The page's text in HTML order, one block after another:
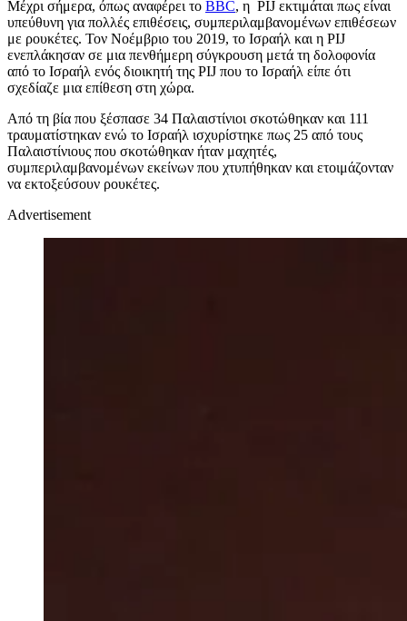
Μέχρι σήμερα, όπως αναφέρει το BBC, η PIJ εκτιμάται πως είναι
υπεύθυνη για πολλές επιθέσεις, συμπεριλαμβανομένων επιθέσεων
με ρουκέτες. Τον Νοέμβριο του 2019, το Ισραήλ και η PIJ
ενεπλάκησαν σε μια πενθήμερη σύγκρουση μετά τη δολοφονία
από το Ισραήλ ενός διοικητή της PIJ που το Ισραήλ είπε ότι
σχεδίαζε μια επίθεση στη χώρα.
Από τη βία που ξέσπασε 34 Παλαιστίνιοι σκοτώθηκαν και 111
τραυματίστηκαν ενώ το Ισραήλ ισχυρίστηκε πως 25 από τους
Παλαιστίνιους που σκοτώθηκαν ήταν μαχητές,
συμπεριλαμβανομένων εκείνων που χτυπήθηκαν και ετοιμάζονταν
να εκτοξεύσουν ρουκέτες.
Advertisement